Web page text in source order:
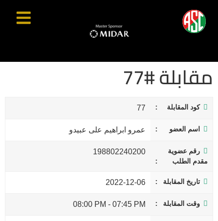
مقابلة #77
كود المقابلة 77
اسم العضو عمرو ابراهيم على عبيدو
رقم عضوية
مقدم الطلب
198802240200
تاريخ المقابلة 2022-12-06
وقت المقابلة 07:45 PM
-
08:00 PM